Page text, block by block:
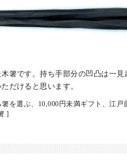
箸です。持ち手部分の凹凸は一
だけると思います。
を選ぶ、10,000円未満ギフト、江
]